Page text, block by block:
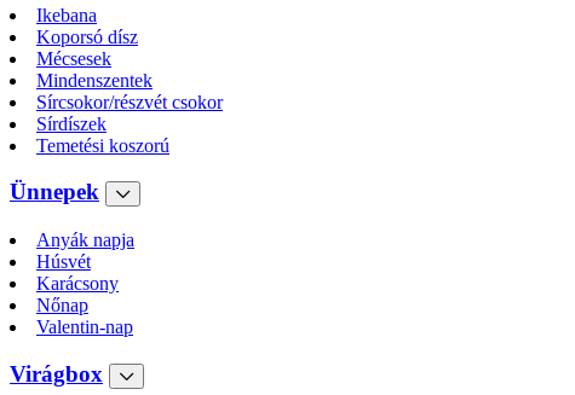
Ikebana
Koporsó dísz
Mécsesek
Mindenszentek
Sírcsokor/részvét csokor
Sírdíszek
Temetési koszorú
Ünnepek
Anyák napja
Húsvét
Karácsony
Nőnap
Valentin-nap
Virágbox